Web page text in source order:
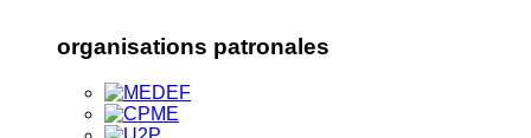
organisations patronales